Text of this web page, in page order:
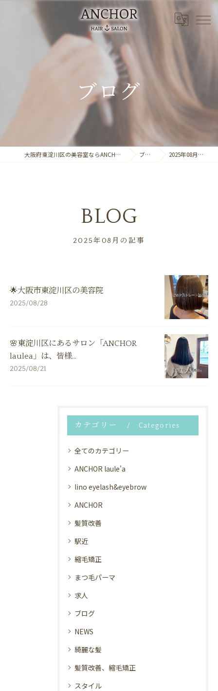
ブログ
大阪府東淀川区の美容室ならANCHOR laule'a ブログ 2025年08月の記事
BLOG
2025年08月の記事
🌟大阪市東淀川区の美容院
2025/08/28
🌸東淀川区にあるサロン「ANCHOR
laulea」は、皆様...
2025/08/21
カテゴリー Categories
全てのカテゴリー
ANCHOR laule'a
lino eyelash&eyebrow
ANCHOR
髪質改善
駅近
縮毛矯正
まつ毛パーマ
求人
ブログ
NEWS
綺麗な髪
髪質改善、縮毛矯正
スタイル